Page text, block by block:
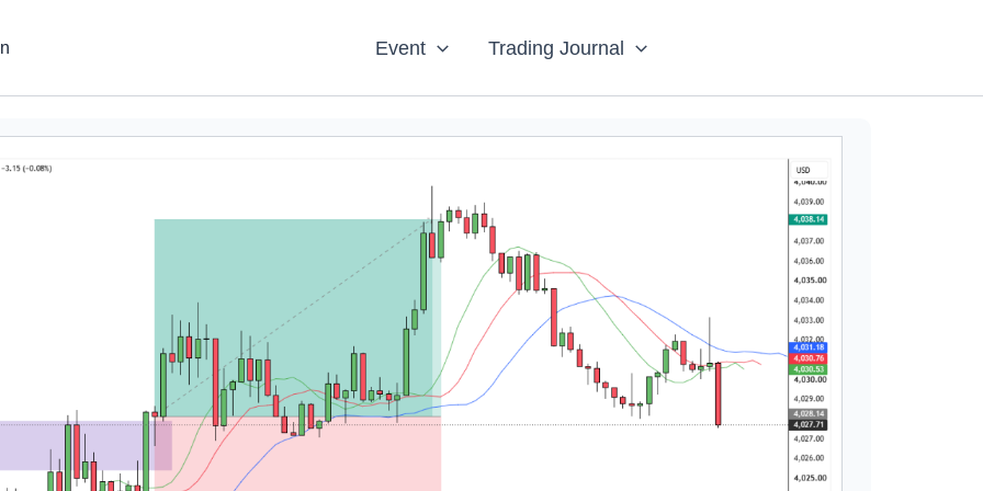
Event Trading Journal